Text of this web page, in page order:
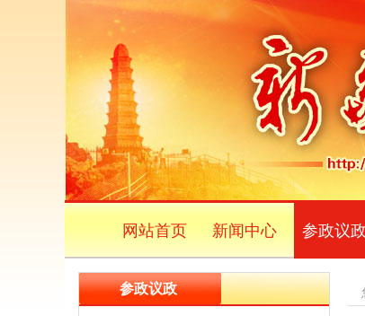
网站首页 新闻中心 参政议政
参政议政